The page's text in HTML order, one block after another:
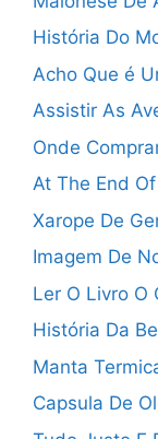
História Do
Acho Que é
Assistir As
Onde
At The End
Xarope De
Imagem De
Ler O Livro O
História Da
Manta
Capsula De